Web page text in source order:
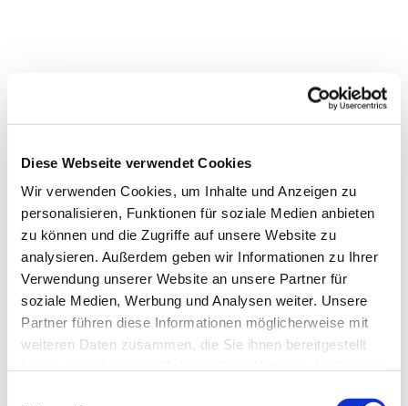
Diese Webseite verwendet Cookies
Wir verwenden Cookies, um Inhalte und Anzeigen zu
personalisieren, Funktionen für soziale Medien anbieten
zu können und die Zugriffe auf unsere Website zu
analysieren. Außerdem geben wir Informationen zu Ihrer
Verwendung unserer Website an unsere Partner für
soziale Medien, Werbung und Analysen weiter. Unsere
Partner führen diese Informationen möglicherweise mit
weiteren Daten zusammen, die Sie ihnen bereitgestellt
Dies könnte Sie auch